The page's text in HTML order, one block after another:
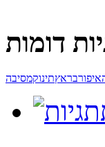
דומות
איפורבראץתינוקמסיבה